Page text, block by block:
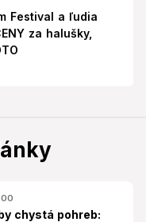
Festival a ľudia
za halušky,
chystá pohreb: